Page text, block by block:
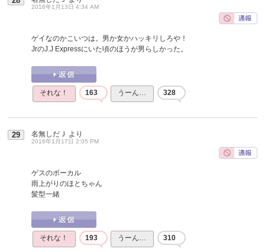
2016年1月13日 4:34 AM
ゲイなのかこいつは。男か女かハッキリしろや！
JrのJ.J Expressにいた頃のほうが男らしかった。
それな！ 163 うーん… 328
29 名無しだＪ より
2016年1月17日 2:05 PM
ゲスのボーカル
雨上がりのほとちゃん
髪型一緒
それな！ 193 うーん… 310